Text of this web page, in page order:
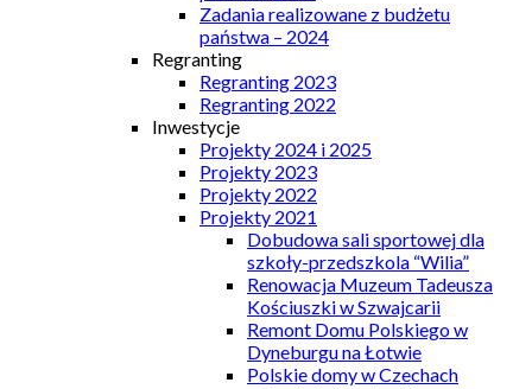
Zadania realizowane z budżetu
państwa – 2024
Regranting
Regranting 2023
Regranting 2022
Inwestycje
Projekty 2024 i 2025
Projekty 2023
Projekty 2022
Projekty 2021
Dobudowa sali sportowej dla
szkoły-przedszkola “Wilia”
Renowacja Muzeum Tadeusza
Kościuszki w Szwajcarii
Remont Domu Polskiego w
Dyneburgu na Łotwie
Polskie domy w Czechach